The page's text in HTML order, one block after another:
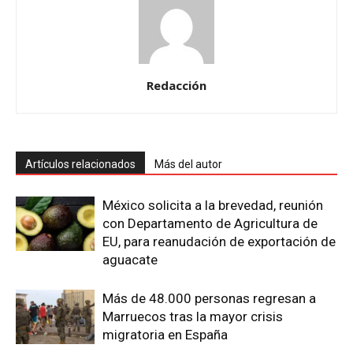
Redacción
Artículos relacionados Más del autor
México solicita a la brevedad, reunión
con Departamento de Agricultura de
EU, para reanudación de exportación de
aguacate
Más de 48.000 personas regresan a
Marruecos tras la mayor crisis
migratoria en España